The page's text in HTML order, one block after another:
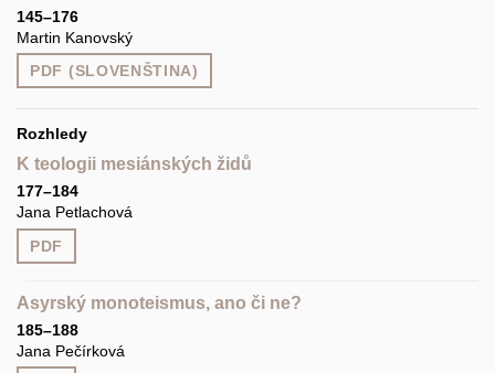
145–176
Martin Kanovský
PDF (SLOVENŠTINA)
Rozhledy
K teologii mesiánských židů
177–184
Jana Petlachová
PDF
Asyrský monoteismus, ano či ne?
185–188
Jana Pečírková